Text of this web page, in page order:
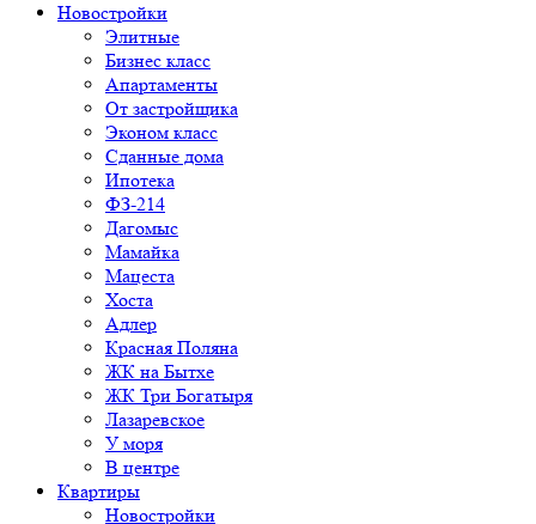
Новостройки
Элитные
Бизнес класс
Апартаменты
От застройщика
Эконом класс
Сданные дома
Ипотека
ФЗ-214
Дагомыс
Мамайка
Мацеста
Хоста
Адлер
Красная Поляна
ЖК на Бытхе
ЖК Три Богатыря
Лазаревское
У моря
В центре
Квартиры
Новостройки